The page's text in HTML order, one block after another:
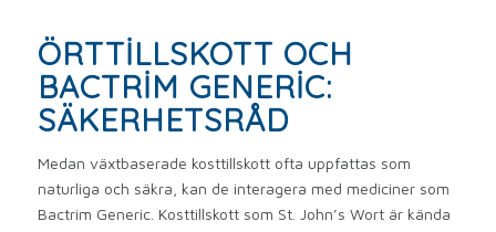
ÖRTTILLSKOTT OCH
BACTRIM GENERIC:
SÄKERHETSRÅD
Medan växtbaserade kosttillskott ofta uppfattas som
naturliga och säkra, kan de interagera med mediciner som
Bactrim Generic. Kosttillskott som St. John’s Wort är kända